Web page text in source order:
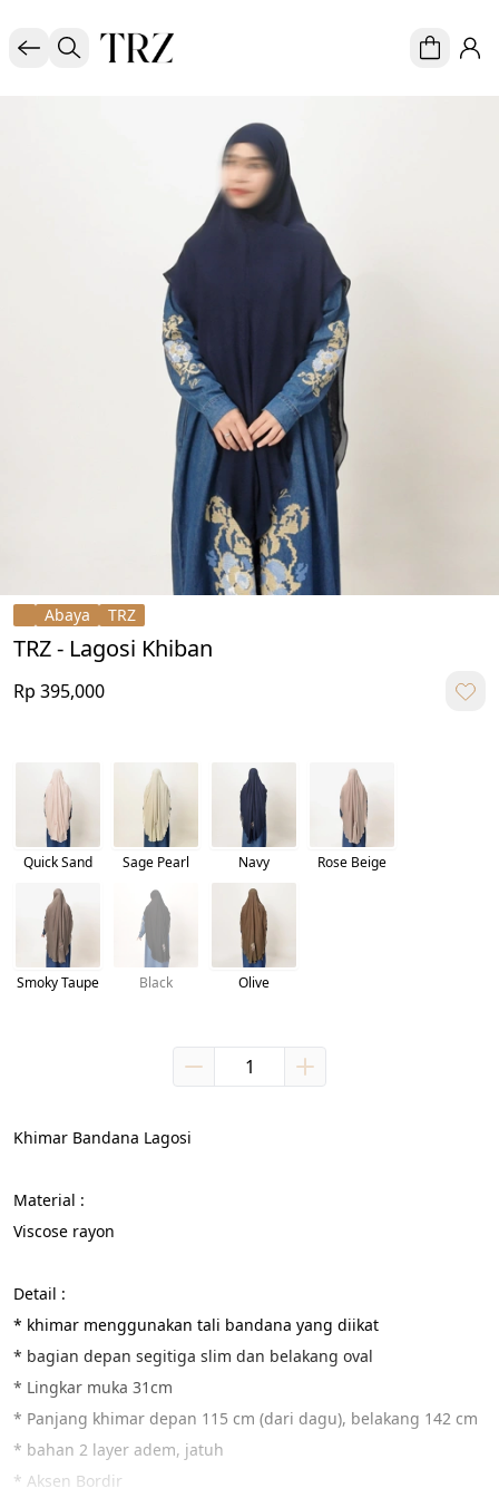
Abaya TRZ
TRZ - Lagosi Khiban
Rp 395,000
Quick Sand Sage Pearl Navy Rose Beige
Smoky Taupe Black Olive
Khimar Bandana Lagosi
Material :
Viscose rayon
Detail :
* khimar menggunakan tali bandana yang diikat
* bagian depan segitiga slim dan belakang oval
* Lingkar muka 31cm
* Panjang khimar depan 115 cm (dari dagu), belakang 142 cm
* bahan 2 layer adem, jatuh
* Aksen Bordir